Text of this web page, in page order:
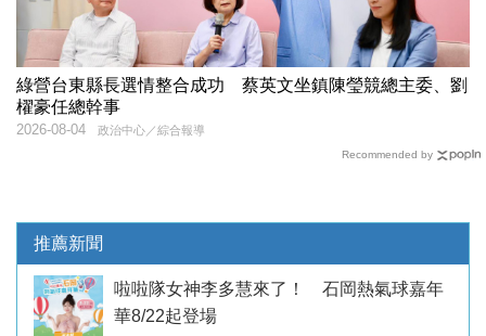
綠營台東縣長選情整合成功 蔡英文坐鎮陳瑩競總主委、劉
櫂豪任總幹事
政治中心／綜合報導
2026-08-04
Recommended by
推薦新聞
啦啦隊女神李多慧來了！ 石岡熱氣球嘉年
華8/22起登場